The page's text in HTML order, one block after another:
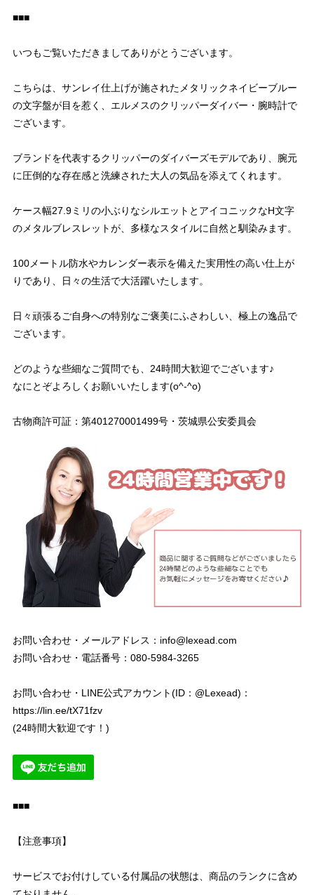
■■■
いつもご覧いただきましてありがとうございます。
こちらは、サンレイ仕上げが施されたメタリックネイビーブルー
の文字盤が目を惹く、エルメスのクリッパーダイバー・腕時計で
ございます。
ブランドを代表するクリッパーのダイバーズモデルであり、腕元
に圧倒的な存在感と洗練された大人の気品を添えてくれます。
ケース幅27.9ミリの小ぶりなシルエットとアイコニックなH文字
のメタルブレスレットが、多様なスタイルに自然と馴染みます。
100メートル防水やカレンダー表示を備えた実用性の高い仕上が
りであり、日々の生活で大活躍いたします。
日々頑張るご自身への特別なご褒美にふさわしい、極上の逸品で
ございます。
どのような些細なご質問でも、24時間大歓迎でございます♪
なにとぞよろしくお願いいたします(o^-^o)
古物商許可証：第401270001499号・茨城県公安委員会
お問い合わせ・メールアドレス： info@lexead.com
お問い合わせ・電話番号：080-5984-3265
お問い合わせ・LINE公式アカウント(ID：@Lexead)：
https://lin.ee/tX71fzv
(24時間大歓迎です！)
■■■
【注意事項】
サービスでお付けしている付属品の状態は、商品のランクに含め